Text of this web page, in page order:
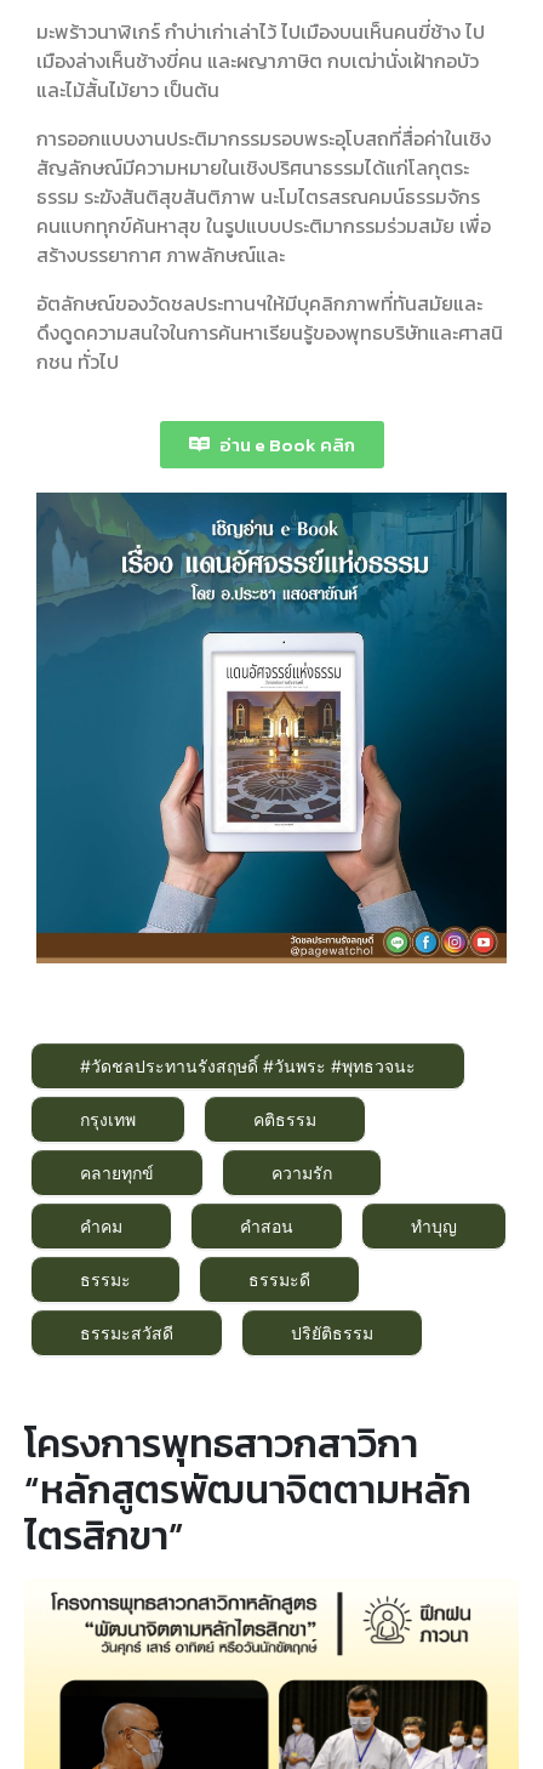
มะพร้าวนาฬิเกร์ กำบ่าเก่าเล่าไว้ ไปเมืองบนเห็นคนขี่ช้าง ไป
เมืองล่างเห็นช้างขี่คน และผญาภาษิต กบเฒ่านั่งเฝ้ากอบัว
และไม้สั้นไม้ยาว เป็นต้น
การออกแบบงานประติมากรรมรอบพระอุโบสถที่สื่อค่าในเชิง
สัญลักษณ์มีความหมายในเชิงปริศนาธรรมได้แก่โลกุตระ
ธรรม ระฆังสันติสุขสันติภาพ นะโมไตรสรณคมน์ธรรมจักร
คนแบกทุกข์ค้นหาสุข ในรูปแบบประติมากรรมร่วมสมัย เพื่อ
สร้างบรรยากาศ ภาพลักษณ์และ
อัตลักษณ์ของวัดชลประทานฯให้มีบุคลิกภาพที่ทันสมัยและ
ดึงดูดความสนใจในการค้นหาเรียนรู้ของพุทธบริษัทและศาสนิ
กชน ทั่วไป
อ่าน e Book คลิก
#วัดชลประทานรังสฤษดิ์ #วันพระ #พุทธวจนะ
กรุงเทพ คติธรรม
คลายทุกข์ ความรัก
คำคม คำสอน ทำบุญ
ธรรมะ ธรรมะดี
ธรรมะสวัสดี ปริยัติธรรม
โครงการพุทธสาวกสาวิกา
“หลักสูตรพัฒนาจิตตามหลัก
ไตรสิกขา”